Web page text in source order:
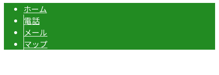
ホーム
電話
メール
マップ